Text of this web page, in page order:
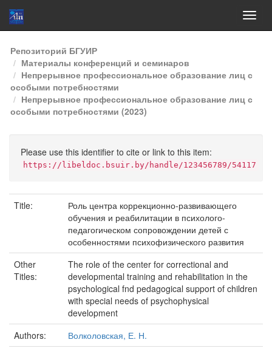
Skip
navigation
Репозиторий БГУИР
Материалы конференций и семинаров
Непрерывное профессиональное образование лиц с
особыми потребностями
Непрерывное профессиональное образование лиц с
особыми потребностями (2023)
Please use this identifier to cite or link to this item:
https://libeldoc.bsuir.by/handle/123456789/54117
Title:
Роль центра коррекционно-развивающего
обучения и реабилитации в психолого-
педагогическом сопровождении детей с
особенностями психофизического развития
Other
Titles:
The role of the center for correctional and
developmental training and rehabilitation in the
psychological fnd pedagogical support of children
with special needs of psychophysical
development
Authors:
Волколовская, Е. Н.